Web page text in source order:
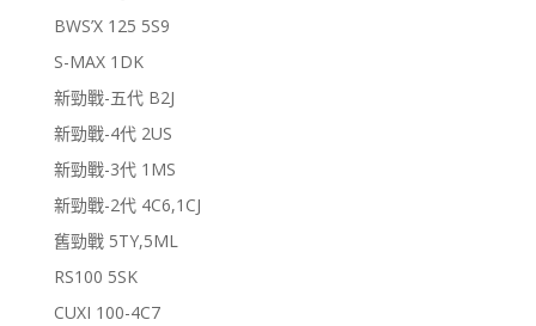
BWS’X 125 5S9
S-MAX 1DK
新勁戰-五代 B2J
新勁戰-4代 2US
新勁戰-3代 1MS
新勁戰-2代 4C6,1CJ
舊勁戰 5TY,5ML
RS100 5SK
CUXI 100-4C7